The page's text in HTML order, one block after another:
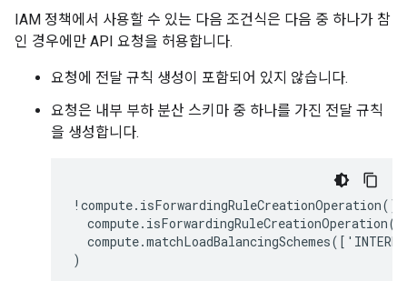
IAM 정책에서 사용할 수 있는 다음 조건식은 다음 중 하나가 참
인 경우에만 API 요청을 허용합니다.
요청에 전달 규칙 생성이 포함되어 있지 않습니다.
요청은 내부 부하 분산 스키마 중 하나를 가진 전달 규칙
을 생성합니다.